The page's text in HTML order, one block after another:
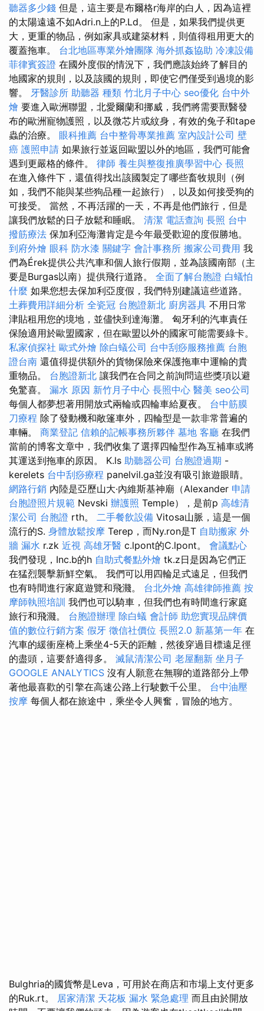
聽器多少錢 但是，這主要是布爾格r海岸的白人，因為這裡
的太陽遠遠不如Adri.n上的P.Ld。 但是，如果我們提供更
大，更重的物品，例如家具或建築材料，則值得租用更大的
覆蓋拖車。 台北地區專業外燴團隊 海外抓姦協助 冷凍設備
菲律賓簽證 在國外度假的情況下，我們應該始終了解目的
地國家的規則，以及該國的規則，即使它們僅受到過境的影
響。 牙醫診所 助聽器 種類 竹北月子中心 seo優化 台中外
燴 要進入歐洲聯盟，北愛爾蘭和挪威，我們將需要獸醫發
布的歐洲寵物護照，以及微芯片或紋身，有效的兔子和tape
蟲的治療。 眼科推薦 台中整骨專業推薦 室內設計公司 壁
癌 護照申請 如果旅行並返回歐盟以外的地區，我們可能會
遇到更嚴格的條件。 律師 養生與整復推廣學習中心 長照
在進入條件下，還值得找出該國製定了哪些畜牧規則（例
如，我們不能與某些狗品種一起旅行），以及如何接受狗的
可接受。 當然，不再活躍的一天，不再是他們旅行，但是
讓我們放鬆的日子放鬆和睡眠。 清潔 電話查詢 長照 台中
撥筋療法 保加利亞海灘肯定是今年最受歡迎的度假勝地。
到府外燴 眼科 防水漆 關鍵字 會計事務所 搬家公司費用 我
們為Érek提供公共汽車和個人旅行假期，並為該國南部（主
要是Burgas以南）提供飛行道路。 全面了解台胞證 白蟻怕
什麼 如果您想去保加利亞度假，我們特別建議這些道路。
土葬費用詳細分析 全瓷冠 台胞證新北 廚房器具 不用日常
津貼租用您的境地，並儘快到達海灘。 匈牙利的汽車責任
保險適用於歐盟國家，但在歐盟以外的國家可能需要綠卡。
私家偵探社 歐式外燴 除白蟻公司 台中刮痧服務推薦 台胞
證台南 還值得提供額外的貨物保險來保護拖車中運輸的貴
重物品。 台胞證新北 讓我們在合同之前詢問這些獎項以避
免驚喜。 漏水 原因 新竹月子中心 長照中心 醫美 seo公司
每個人都夢想著用開放式兩輪或四輪車給夏夜。 台中筋膜
刀療程 除了發動機和敞篷車外，四輪型是一款非常普遍的
車輛。 商業登記 信賴的記帳事務所夥伴 墓地 客廳 在我們
當前的博客文章中，我們收集了選擇四輪型作為互補車或將
其運送到拖車的原因。 K.ls 助聽器公司 台胞證過期 -
kerelets 台中刮痧療程 panelvil.ga並沒有吸引旅遊眼睛。
網路行銷 內陸是亞歷山大·內維斯基神廟（Alexander 申請
台胞證照片規範 Nevski 辦護照 Temple），是前p 高雄清
潔公司 台胞證 rth。 二手餐飲設備 Vitosa山脈，這是一個
流行的S. 身體放鬆按摩 Terep，而Ny.ron是T 自助搬家 外
牆 漏水 r.zk 近視 高雄牙醫 c.lpont的C.lpont。 會議點心
我們發現，Inc.b的h 自助式餐點外燴 tk.z日是因為它們正
在猛烈襲擊新鮮空氣。 我們可以用四輪足式遠足，但我們
也有時間進行家庭遊覽和飛濺。 台北外燴 高雄律師推薦 按
摩師執照培訓 我們也可以騎車，但我們也有時間進行家庭
旅行和飛濺。 台胞證辦理 除白蟻 會計師 助您實現品牌價
值的數位行銷方案 假牙 徵信社價位 長照2.0 新墓第一年 在
汽車的緩衝座椅上乘坐4-5天的距離，然後穿過目標遠足徑
的盡頭，這要舒適得多。 滅鼠清潔公司 老屋翻新 坐月子
GOOGLE ANALYTICS 沒有人願意在無聊的道路部分上帶
著他最喜歡的引擎在高速公路上行駛數千公里。 台中油壓
按摩 每個人都在旅途中，乘坐令人興奮，冒險的地方。
Bulghria的國貨幣是Leva，可用於在商店和市場上支付更多
的Ruk.rt。 居家清潔 天花板 漏水 緊急處理 而且由於開放